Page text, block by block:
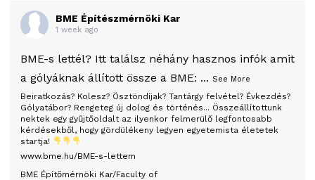
BME Építészmérnöki Kar
1 week ago
BME-s lettél? Itt találsz néhány hasznos infók amit
a gólyáknak állított össze a BME:
Beiratkozás? Kolesz? Ösztöndíjak? Tantárgy felvétel? Évkezdés?
Gólyatábor? Rengeteg új dolog és történés... Összeállítottunk
nektek egy gyűjtőoldalt az ilyenkor felmerülő legfontosabb
kérdésekből, hogy gördülékeny legyen egyetemista életetek
startja!
www.bme.hu/BME-s-lettem
BME Építőmérnöki Kar/Faculty of
... See More